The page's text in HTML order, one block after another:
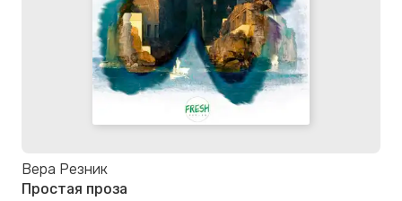
Вера Резник
Простая проза